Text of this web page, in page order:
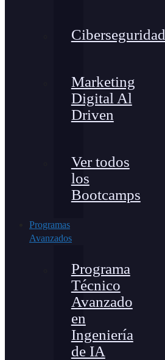
Ciberseguridad
Marketing
Digital Al
Driven
Ver todos
los
Bootcamps
Programas
Avanzados
Programa
Técnico
Avanzado
en
Ingeniería
de IA